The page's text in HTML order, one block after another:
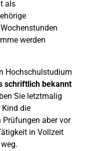
als
werden
Hochschulstudium
schriftlich bekannt
Sie letztmalig
Kind die
aber vor
in Vollzeit